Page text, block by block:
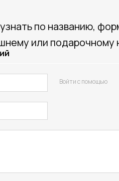
по названию,
или подарочному
Войти с помощью